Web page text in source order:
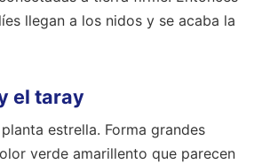
llegan a los nidos y se acaba la
el taray
estrella. Forma grandes
verde amarillento que parecen